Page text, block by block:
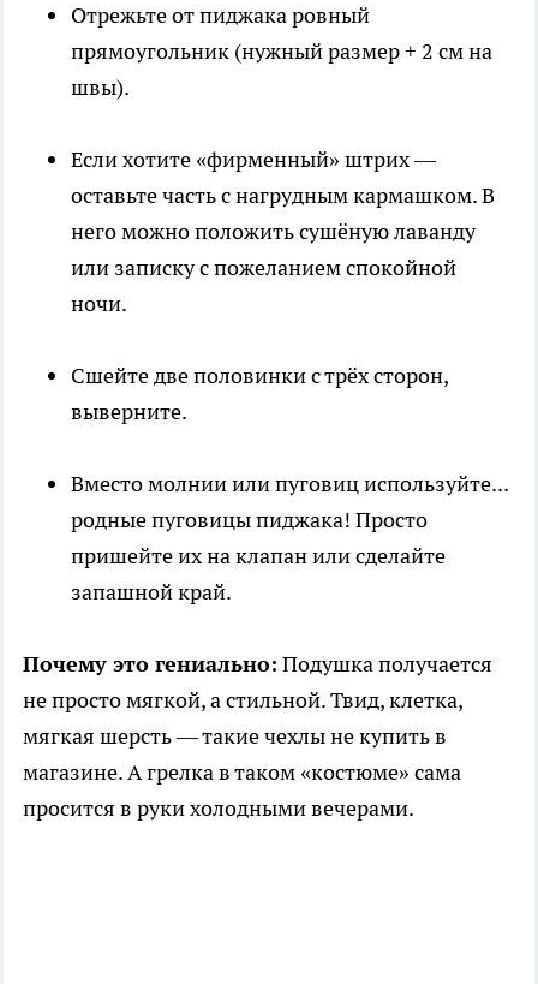
Отрежьте от пиджака ровный
прямоугольник (нужный размер + 2 см на
швы).
Если хотите «фирменный» штрих —
оставьте часть с нагрудным кармашком. В
него можно положить сушёную лаванду
или записку с пожеланием спокойной
ночи.
Сшейте две половинки с трёх сторон,
выверните.
Вместо молнии или пуговиц используйте...
родные пуговицы пиджака! Просто
пришейте их на клапан или сделайте
запашной край.
Почему это гениально: Подушка получается
не просто мягкой, а стильной. Твид, клетка,
мягкая шерсть — такие чехлы не купить в
магазине. А грелка в таком «костюме» сама
просится в руки холодными вечерами.